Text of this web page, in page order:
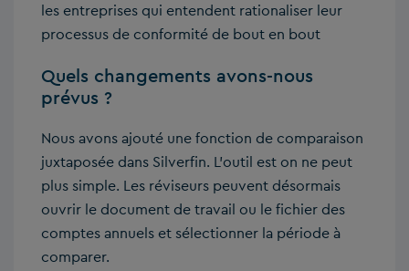
les entreprises qui entendent rationaliser leur
processus de conformité de bout en bout
Quels changements avons-nous
prévus ?
Nous avons ajouté une fonction de comparaison
juxtaposée dans Silverfin. L’outil est on ne peut
plus simple. Les réviseurs peuvent désormais
ouvrir le document de travail ou le fichier des
comptes annuels et sélectionner la période à
comparer.